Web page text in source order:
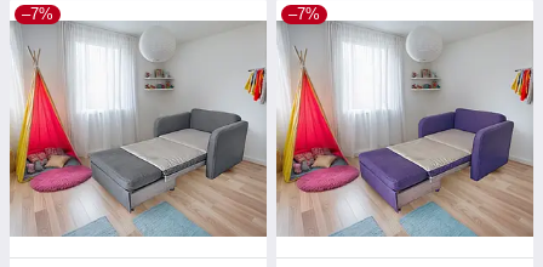
–7% –7%